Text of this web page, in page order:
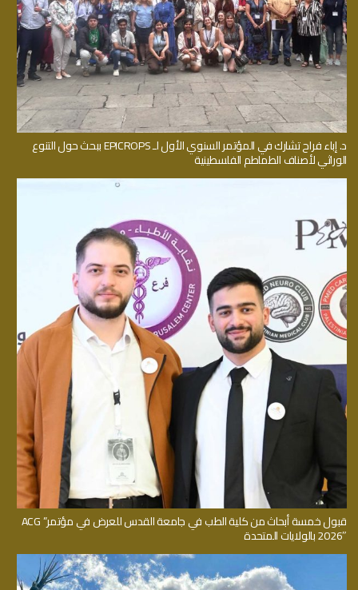
د. إباء فراح تشارك في المؤتمر السنوي الأول لـ EPICROPS ببحث حول التنوع
الوراثي لأصناف الطماطم الفلسطينية
قبول خمسة أبحاث من كلية الطب في جامعة القدس للعرض في مؤتمر” ACG
2026″ بالولايات المتحدة